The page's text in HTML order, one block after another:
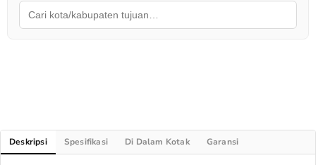
Deskripsi Spesifikasi Di Dalam Kotak Garansi